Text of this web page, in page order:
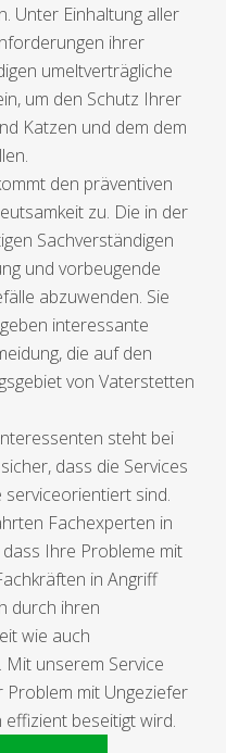
Unter Einhaltung aller
ihrer
umeltverträgliche
um den Schutz Ihrer
Katzen und dem dem
den präventiven
zu. Die in der
Sachverständigen
und vorbeugende
abzuwenden. Sie
interessante
die auf den
von Vaterstetten
steht bei
dass die Services
sind.
Fachexperten in
Ihre Probleme mit
in Angriff
durch ihren
wie auch
unserem Service
Problem mit Ungeziefer
beseitigt wird.